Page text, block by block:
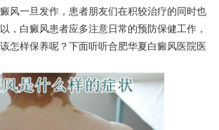
风一旦发作，患者朋友们在积较治疗的同时也
，白癜风患者应多注意日常的预防保健工作，
怎样保养呢？下面听听合肥华夏白癜风医院医